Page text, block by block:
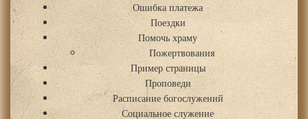
Ошибка платежа
Поездки
Помочь храму
Пожертвования
Пример страницы
Проповеди
Расписание богослужений
Социальное служение